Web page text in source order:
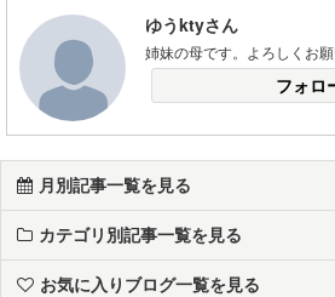
ゆうktyさん
姉妹の母です。よろしくお
フォロ
月別記事一覧を見る
カテゴリ別記事一覧を見る
お気に入りブログ一覧を見る